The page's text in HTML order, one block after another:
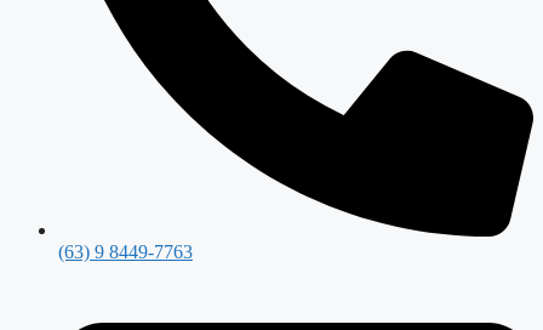
(63) 9 8449-7763